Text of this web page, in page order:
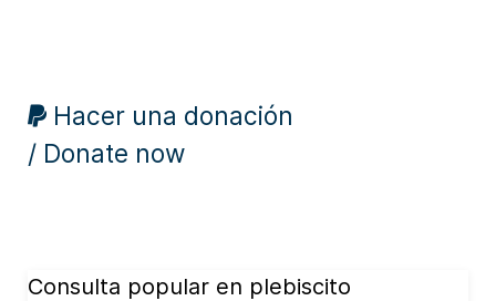
Hacer una donación
/ Donate now
Consulta popular en plebiscito